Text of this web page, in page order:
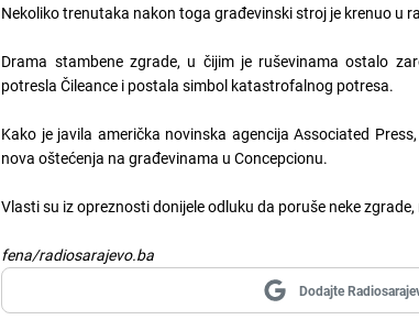
Nekoliko trenutaka nakon toga građevinski stroj je krenuo u
Drama stambene zgrade, u čijim je ruševinama ostalo
potresla Čileance i postala simbol katastrofalnog potresa.
Kako je javila američka novinska agencija Associated
nova oštećenja na građevinama u Concepcionu.
Vlasti su iz opreznosti donijele odluku da poruše neke
fena/radiosarajevo.ba
Dodajte